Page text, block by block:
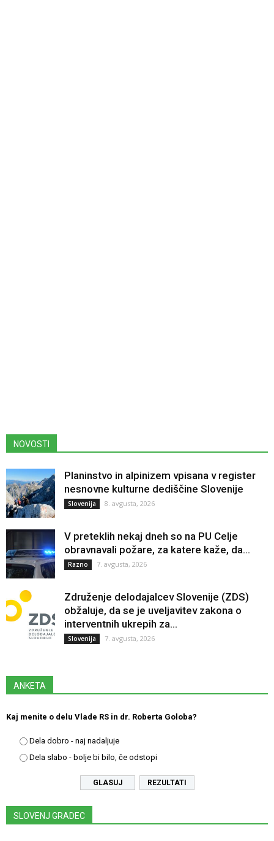
NOVOSTI
Planinstvo in alpinizem vpisana v register
nesnovne kulturne dediščine Slovenije
Slovenija 8. avgusta, 2026
V preteklih nekaj dneh so na PU Celje
obravnavali požare, za katere kaže, da...
Razno 7. avgusta, 2026
Združenje delodajalcev Slovenije (ZDS)
obžaluje, da se je uveljavitev zakona o
interventnih ukrepih za...
Slovenija 7. avgusta, 2026
ANKETA
Kaj menite o delu Vlade RS in dr. Roberta Goloba?
Dela dobro - naj nadaljuje
Dela slabo - bolje bi bilo, če odstopi
REZULTATI
SLOVENJ GRADEC